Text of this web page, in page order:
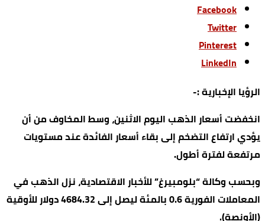
Facebook
Twitter
Pinterest
LinkedIn
الرؤيا الإخبارية :-
انخفضت أسعار الذهب اليوم الاثنين، وسط المخاوف من أن
يؤدي ارتفاع التضخم إلى بقاء ‌أسعار الفائدة عند ⁠مستويات
مرتفعة لفترة أطول.
وبحسب وكالة “بلومبيرغ” للأخبار الاقتصادية، نزل الذهب في
المعاملات الفورية 0.6 بالمئة ليصل إلى 4684.32 دولار للأوقية
(الأونصة).